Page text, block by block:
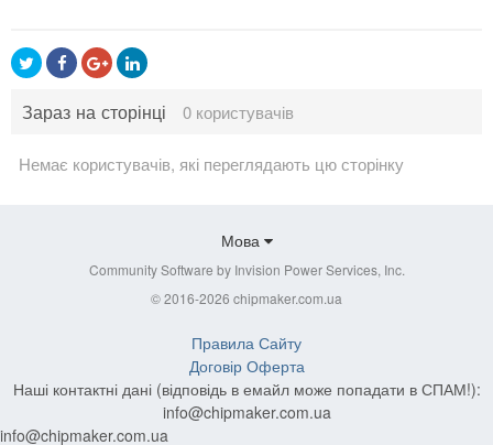
Зараз на сторінці 0 користувачів
Немає користувачів, які переглядають цю сторінку
Мова
Community Software by Invision Power Services, Inc.
© 2016-2026 chipmaker.com.ua
Правила Сайту
Договір Оферта
Наші контактні дані (відповідь в емайл може попадати в СПАМ!):
info@chipmaker.com.ua
info@chipmaker.com.ua